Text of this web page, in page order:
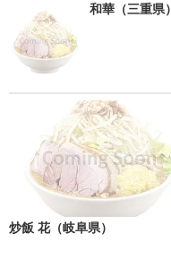
和華（三重県）
炒飯 花（岐阜県）